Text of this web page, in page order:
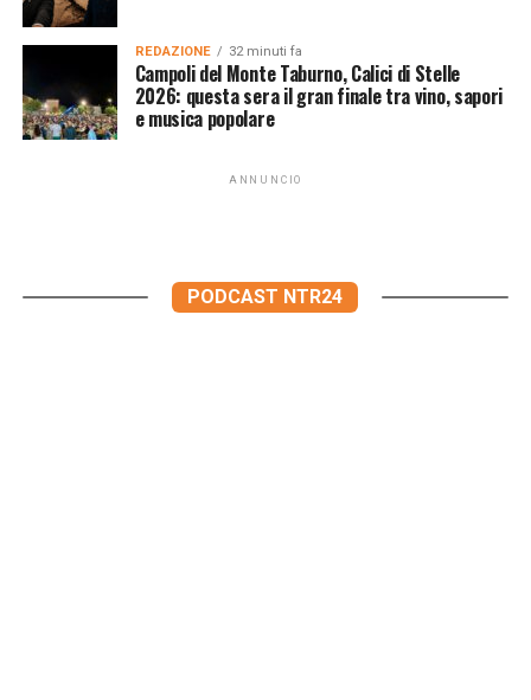
REDAZIONE 32 minuti fa
Campoli del Monte Taburno, Calici di Stelle
2026: questa sera il gran finale tra vino, sapori
e musica popolare
ANNUNCIO
PODCAST NTR24